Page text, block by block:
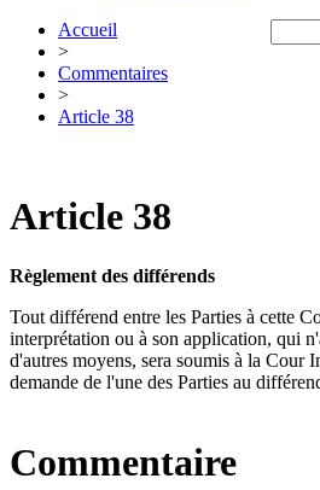
Accueil
>
Commentaires
>
Article 38
Article 38
Règlement des différends
Tout différend entre les Parties à cette
interprétation ou à son application, qui
d'autres moyens, sera soumis à la Cour
demande de l'une des Parties au
Commentaire